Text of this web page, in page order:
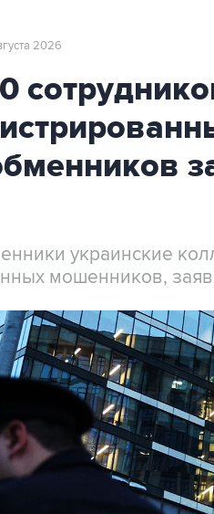
2026
украинские
мошенников,